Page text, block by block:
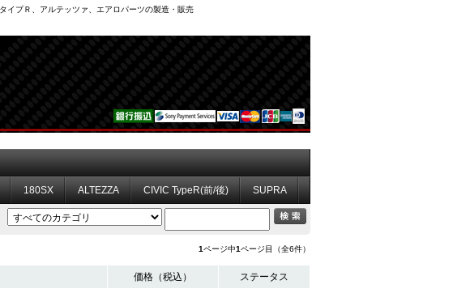
プＲ、アルテッツァ、エアロパーツの製造・販売
180SX ALTEZZA CIVIC TypeR(前/後) SUPRA
1ページ中1ページ目（全6件）
価格（税込） ステータス